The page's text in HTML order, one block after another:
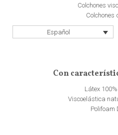
Colchones
Colchones
Español
Con
Látex
Viscoelástica
Polifoam